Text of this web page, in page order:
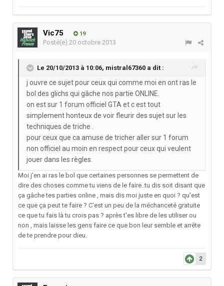
Vic75 19
Posté(e) 20 octobre 2013
Le 20/10/2013 à 10:06, mistral67360 a dit :
j ouvre ce sujet pour ceux qui comme moi en ont ras le
bol des glichs qui gâche nos partie ONLINE.
on est sur 1 forum officiel GTA et c est tout
simplement honteux de voir fleurir des sujet sur les
techniques de triche .
pour ceux que ca amuse de tricher aller sur 1 forum
non officiel au moin en respect pour ceux qui veulent
jouer dans les règles.
Moi j'en ai ras le bol que certaines personnes se permettent de
dire des choses comme tu viens de le faire..tu dis soit disant que
ça gâche tes parties online , mais dis moi juste en quoi ? qu'est
ce que ça peut te faire ? C'est un peu de la méchanceté gratuite
ce que tu fais là tu crois pas ? après t'es libre de les utiliser ou
non , mais laisse les gens faire ce que bon leur semble et arrête
de te prendre pour dieu.
2